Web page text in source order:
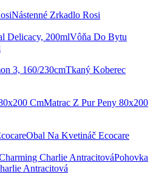
Nástenné Zrkadlo Rosi
Vôňa Do Bytu
Tkaný Koberec
Matrac Z Pur Peny 80x200
Obal Na Kvetináč Ecocare
Pohovka
Antracitová